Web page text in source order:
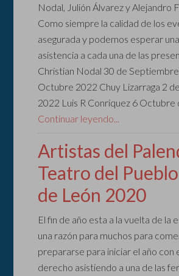
Nodal, Julión Álvarez y Alejandro
Como siempre la calidad de los
asegurada y podemos esperar
asistencia a cada una de las
Christian Nodal 30 de
Octubre 2022 Chuy Lizarraga 2
2022 Luis R Conriquez 6 Octubre
Continuar leyendo...
Artistas del
Teatro del
de León 2020
El fin de año esta a la vuelta de la
una razón para muchos para
prepararse para iniciar el año con
derecho asistiendo a una de las